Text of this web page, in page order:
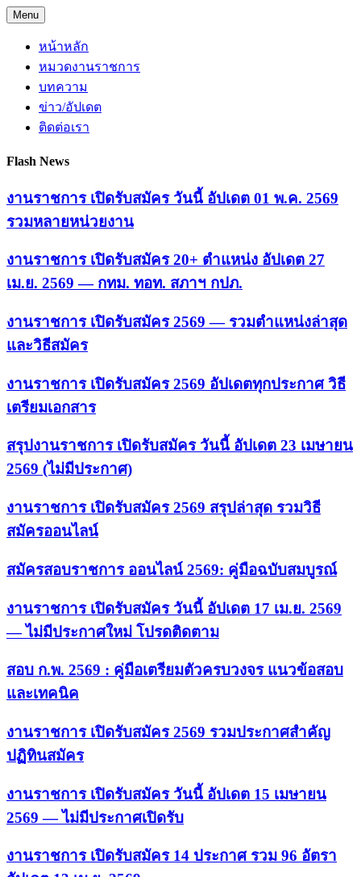
Skip
to
content
Menu
หน้าหลัก
หมวดงานราชการ
บทความ
ข่าว/อัปเดต
ติดต่อเรา
Flash News
งานราชการ เปิดรับสมัคร วันนี้ อัปเดต 01 พ.ค. 2569
รวมหลายหน่วยงาน
งานราชการ เปิดรับสมัคร 20+ ตำแหน่ง อัปเดต 27
เม.ย. 2569 — กทม. ทอท. สภาฯ กปภ.
งานราชการ เปิดรับสมัคร 2569 — รวมตำแหน่งล่าสุด
และวิธีสมัคร
งานราชการ เปิดรับสมัคร 2569 อัปเดตทุกประกาศ วิธี
เตรียมเอกสาร
สรุปงานราชการ เปิดรับสมัคร วันนี้ อัปเดต 23 เมษายน
2569 (ไม่มีประกาศ)
งานราชการ เปิดรับสมัคร 2569 สรุปล่าสุด รวมวิธี
สมัครออนไลน์
สมัครสอบราชการ ออนไลน์ 2569: คู่มือฉบับสมบูรณ์
งานราชการ เปิดรับสมัคร วันนี้ อัปเดต 17 เม.ย. 2569
— ไม่มีประกาศใหม่ โปรดติดตาม
สอบ ก.พ. 2569 : คู่มือเตรียมตัวครบวงจร แนวข้อสอบ
และเทคนิค
งานราชการ เปิดรับสมัคร 2569 รวมประกาศสำคัญ
ปฏิทินสมัคร
งานราชการ เปิดรับสมัคร วันนี้ อัปเดต 15 เมษายน
2569 — ไม่มีประกาศเปิดรับ
งานราชการ เปิดรับสมัคร 14 ประกาศ รวม 96 อัตรา